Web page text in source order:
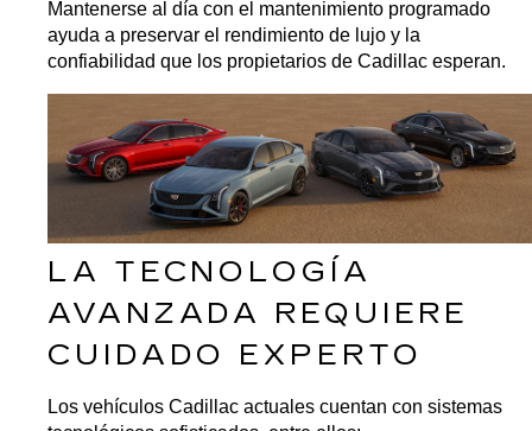
Mantenerse al día con el mantenimiento programado
ayuda a preservar el rendimiento de lujo y la
confiabilidad que los propietarios de Cadillac esperan.
LA TECNOLOGÍA
AVANZADA REQUIERE
CUIDADO EXPERTO
Los vehículos Cadillac actuales cuentan con sistemas